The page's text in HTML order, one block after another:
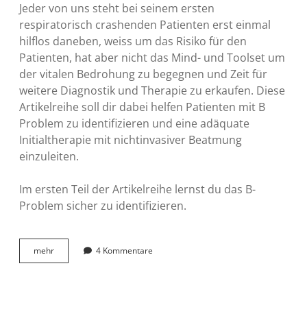
Jeder von uns steht bei seinem ersten
respiratorisch crashenden Patienten erst einmal
hilflos daneben, weiss um das Risiko für den
Patienten, hat aber nicht das Mind- und Toolset um
der vitalen Bedrohung zu begegnen und Zeit für
weitere Diagnostik und Therapie zu erkaufen. Diese
Artikelreihe soll dir dabei helfen Patienten mit B
Problem zu identifizieren und eine adäquate
Initialtherapie mit nichtinvasiver Beatmung
einzuleiten.
Im ersten Teil der Artikelreihe lernst du das B-
Problem sicher zu identifizieren.
mehrAtemlos
durch
4 Kommentare